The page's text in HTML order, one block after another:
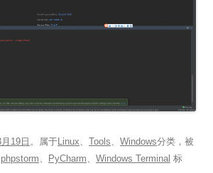
19日 。属于Linux、 Tools、 Windows分类，被
phpstorm、 PyCharm、 Windows Terminal 标